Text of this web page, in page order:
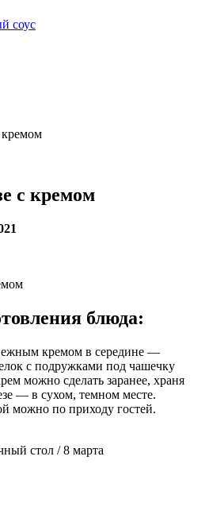
соус
кремом
с кремом
блюда:
кремом в середине —
с подружками под чашечку
можно сделать заранее, храня
— в сухом, темном месте.
можно по приходу гостей.
стол / 8 марта